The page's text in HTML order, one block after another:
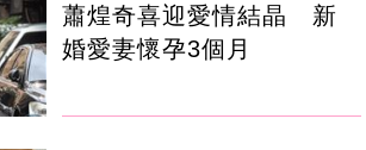
蕭煌奇喜迎愛情結晶 新
婚愛妻懷孕3個月